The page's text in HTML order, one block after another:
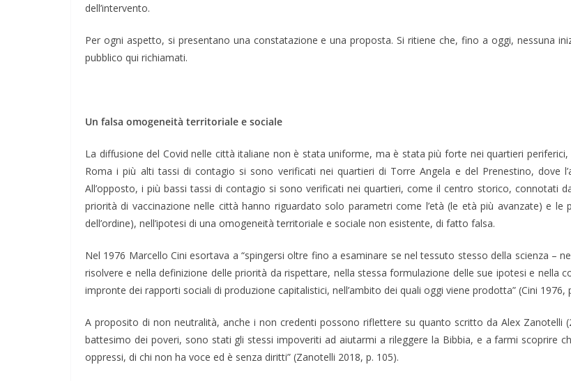
dell’intervento.
Per ogni aspetto, si presentano una constatazione e una proposta. Si ritiene che, fino a oggi, nessuna
pubblico qui richiamati.
Un falsa omogeneità territoriale e sociale
La diffusione del Covid nelle città italiane non è stata uniforme, ma è stata più forte nei quartieri
Roma i più alti tassi di contagio si sono verificati nei quartieri di Torre Angela e del Prenestino, dove
All’opposto, i più bassi tassi di contagio si sono verificati nei quartieri, come il centro storico, connotati
priorità di vaccinazione nelle città hanno riguardato solo parametri come l’età (le età più avanzate) e
dell’ordine), nell’ipotesi di una omogeneità territoriale e sociale non esistente, di fatto falsa.
Nel 1976 Marcello Cini esortava a “spingersi oltre fino a esaminare se nel tessuto stesso della scienza –
risolvere e nella definizione delle priorità da rispettare, nella stessa formulazione delle sue ipotesi e nella
impronte dei rapporti sociali di produzione capitalistici, nell’ambito dei quali oggi viene prodotta” (Cini 1976,
A proposito di non neutralità, anche i non credenti possono riflettere su quanto scritto da Alex Zanotelli
battesimo dei poveri, sono stati gli stessi impoveriti ad aiutarmi a rileggere la Bibbia, e a farmi scoprire
oppressi, di chi non ha voce ed è senza diritti” (Zanotelli 2018, p. 105).